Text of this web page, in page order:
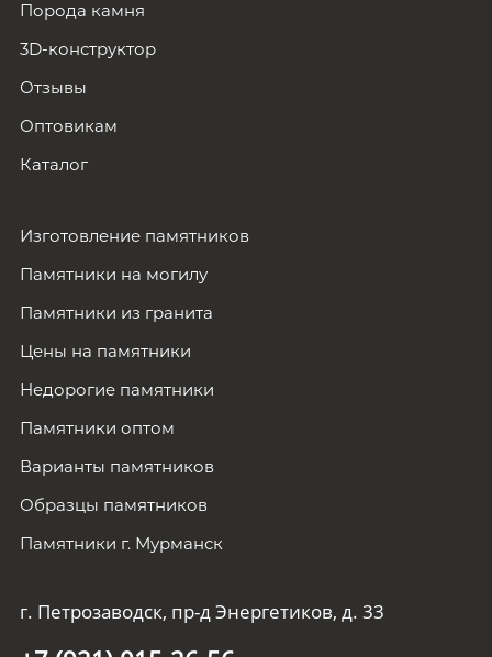
Порода камня
3D-конструктор
Отзывы
Оптовикам
Каталог
Изготовление памятников
Памятники на могилу
Памятники из гранита
Цены на памятники
Недорогие памятники
Памятники оптом
Варианты памятников
Образцы памятников
Памятники г. Мурманск
г. Петрозаводск, пр-д Энергетиков, д. 33